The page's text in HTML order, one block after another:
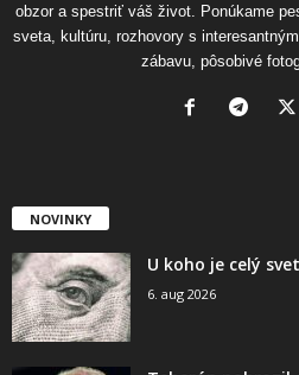
obzor a spestriť váš život. Ponúkame
sveta, kultúru, rozhovory s
zábavu, pôsobivé
NOVINKY
U koho je celý
6. aug 2026